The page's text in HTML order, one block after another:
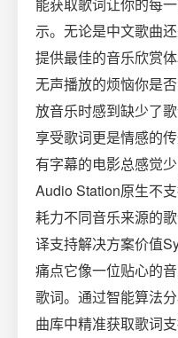
示。无论是中文歌曲
提供最佳的音乐欣赏
无声播放的烦恼你是
放音乐时感到缺少了
享受歌词更是情感的
有字幕的电影总感觉
Audio Station原生不
耗力不同音乐来源的
译支持解决方案价值
痛点它像一位贴心的
歌词。通过智能算法
曲库中精准获取歌词